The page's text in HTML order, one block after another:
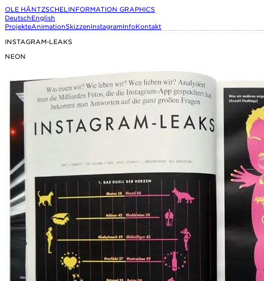
OLE HÄNTZSCHEL INFORMATION GRAPHICS
DeutschEnglish
ProjekteAnimationSkizzenInstagramInfoKontakt
INSTAGRAM-LEAKS
NEON